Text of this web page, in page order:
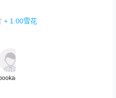
+ 1.00雪花